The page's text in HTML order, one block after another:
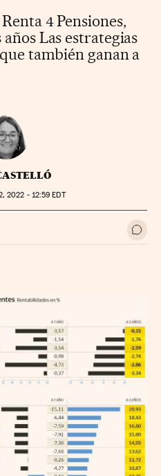
4 Pensiones,
años Las estrategias
también ganan a
2022 - 12:59 EDT
Sociales Ir a